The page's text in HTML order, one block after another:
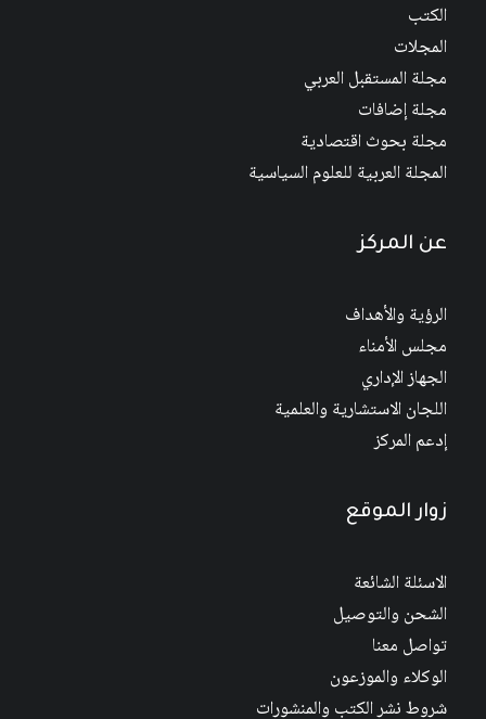
الكتب
المجلات
مجلة المستقبل العربي
مجلة إضافات
مجلة بحوث اقتصادية
المجلة العربية للعلوم السياسية
عن المركز
الرؤية والأهداف
مجلس الأمناء
الجهاز الإداري
اللجان الاستشارية والعلمية
إدعم المركز
زوار الموقع
الاسئلة الشائعة
الشحن والتوصيل
تواصل معنا
الوكلاء والموزعون
شروط نشر الكتب والمنشورات